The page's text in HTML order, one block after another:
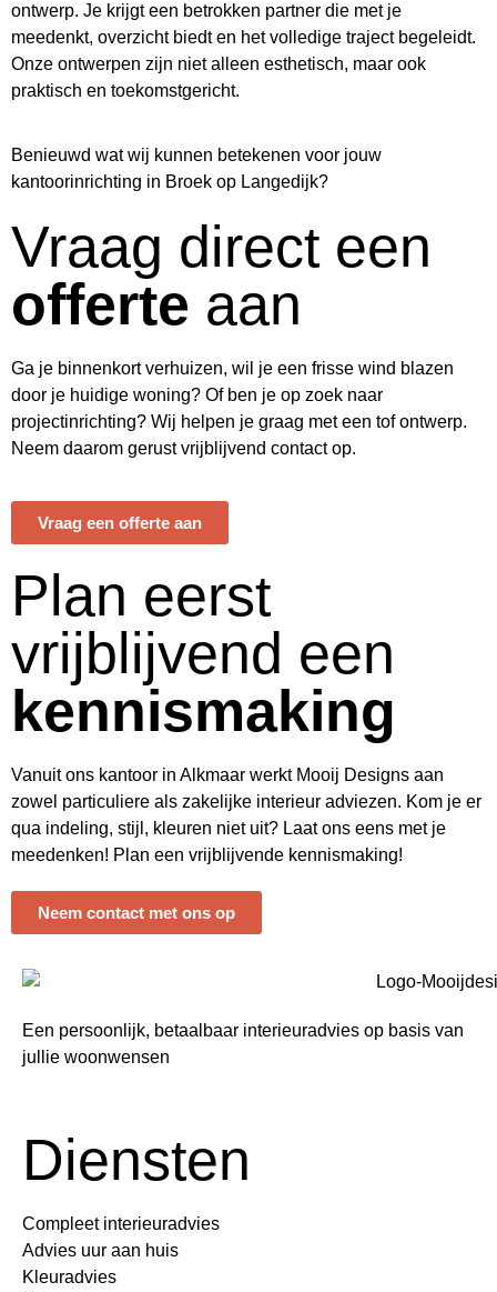
ontwerp. Je krijgt een betrokken partner die met je
meedenkt, overzicht biedt en het volledige traject begeleidt.
Onze ontwerpen zijn niet alleen esthetisch, maar ook
praktisch en toekomstgericht.
Benieuwd wat wij kunnen betekenen voor jouw
kantoorinrichting in Broek op Langedijk?
Vraag direct een
offerte aan
Ga je binnenkort verhuizen, wil je een frisse wind blazen
door je huidige woning? Of ben je op zoek naar
projectinrichting? Wij helpen je graag met een tof ontwerp.
Neem daarom gerust vrijblijvend contact op.
Vraag een offerte aan
Plan eerst
vrijblijvend een
kennismaking
Vanuit ons kantoor in Alkmaar werkt Mooij Designs aan
zowel particuliere als zakelijke interieur adviezen. Kom je er
qua indeling, stijl, kleuren niet uit? Laat ons eens met je
meedenken! Plan een vrijblijvende kennismaking!
Neem contact met ons op
Een persoonlijk, betaalbaar interieuradvies op basis van
jullie woonwensen
Diensten
Compleet interieuradvies
Advies uur aan huis
Kleuradvies